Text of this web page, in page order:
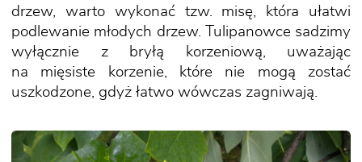
drzew, warto wykonać tzw. misę, która ułatwi
podlewanie młodych drzew. Tulipanowce sadzimy
wyłącznie z bryłą korzeniową, uważając
na mięsiste korzenie, które nie mogą zostać
uszkodzone, gdyż łatwo wówczas zagniwają.